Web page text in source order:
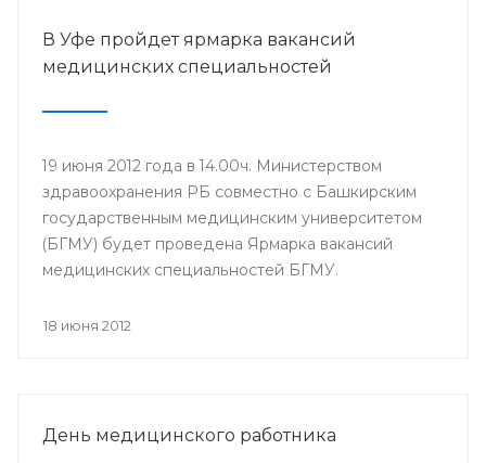
В Уфе пройдет ярмарка вакансий
медицинских специальностей
19 июня 2012 года в 14.00ч. Министерством
здравоохранения РБ совместно с Башкирским
государственным медицинским университетом
(БГМУ) будет проведена Ярмарка вакансий
медицинских специальностей БГМУ.
лечебно-профилактических учреждений (ЛПУ)
выпускники 2012 года.
18 июня 2012
День медицинского работника